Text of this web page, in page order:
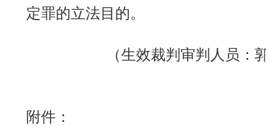
定罪的立法目的。
（生效裁判审判人员：
附件：